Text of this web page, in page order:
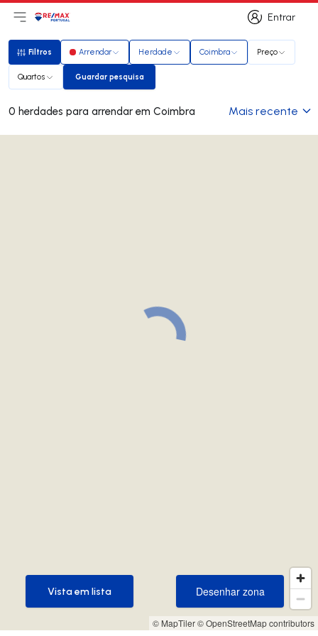
Entrar
Entrar
Abri menu principal
LogoIr para página inicial
Filtros
Filtros Arrendar Herdade Coimbra Preço
Quartos Guardar pesquisa
Guardar pesquisa
0 herdades para arrendar em Coimbra Mais recente
© MapTiler© OpenStreetMap contributors
Desenhar zona
Desenhar zona
Vista em lista
Vista em lista